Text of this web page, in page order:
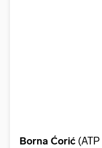
Borna Ćorić